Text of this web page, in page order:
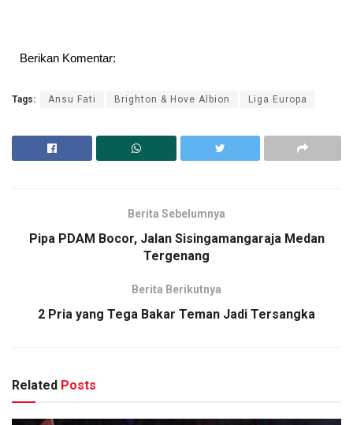
Berikan Komentar:
Tags: Ansu Fati Brighton & Hove Albion Liga Europa
Berita Sebelumnya
Pipa PDAM Bocor, Jalan Sisingamangaraja Medan
Tergenang
Berita Berikutnya
2 Pria yang Tega Bakar Teman Jadi Tersangka
Related Posts